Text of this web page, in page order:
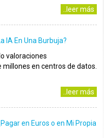
..leer más
IA En Una Burbuja?
valoraciones
en centros de datos.
..leer más
en Euros o en Mi Propia